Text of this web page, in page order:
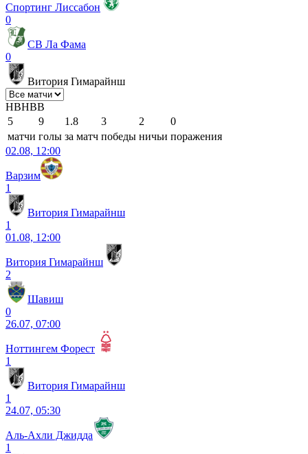
Спортинг Лиссабон
0
СВ Ла Фама
0
Витория Гимарайнш
НВНВВ
5
9 1.8 3 2
0
матчи голы за матч победы ничьи поражения
02.08, 12:00
Варзим
1
Витория Гимарайнш
1
01.08, 12:00
Витория Гимарайнш
2
Шавиш
0
26.07, 07:00
Ноттингем Форест
1
Витория Гимарайнш
1
24.07, 05:30
Аль-Ахли Джидда
1